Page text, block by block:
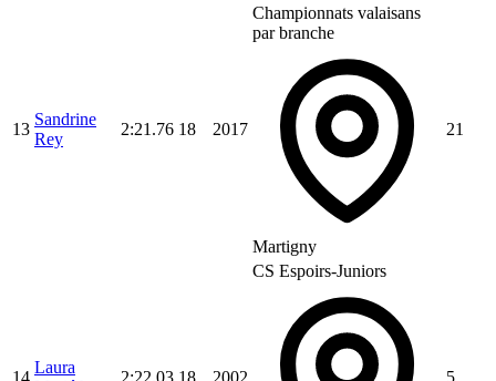
13
Sandrine
Rey
2:21.76 18 2017
Championnats valaisans
par branche
Martigny
21
14
Laura
2:22.03 18 2002
CS Espoirs-Juniors
5